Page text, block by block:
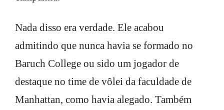
Nada disso era verdade. Ele acabou
admitindo que nunca havia se formado no
Baruch College ou sido um jogador de
destaque no time de vôlei da faculdade de
Manhattan, como havia alegado. Também